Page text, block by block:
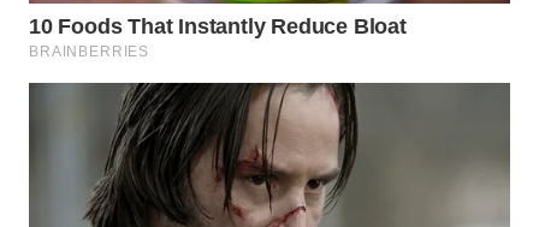
WN
LIKUPANG
LABUANBAJO
WN